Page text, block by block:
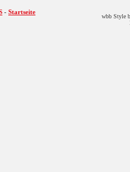
- Startseite
wbb Style